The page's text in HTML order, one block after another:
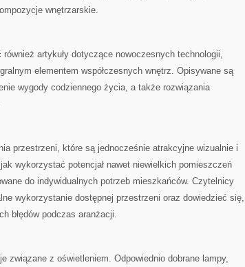
wnętrzarskie.
również artykuły dotyczące nowoczesnych technologii,
elementem współczesnych wnętrz. Opisywane są
wygody codziennego życia, a także rozwiązania
przestrzeni, które są jednocześnie atrakcyjne wizualnie i
wykorzystać potencjał nawet niewielkich pomieszczeń
do indywidualnych potrzeb mieszkańców. Czytelnicy
wykorzystanie dostępnej przestrzeni oraz dowiedzieć się,
błędów podczas aranżacji.
związane z oświetleniem. Odpowiednio dobrane lampy,